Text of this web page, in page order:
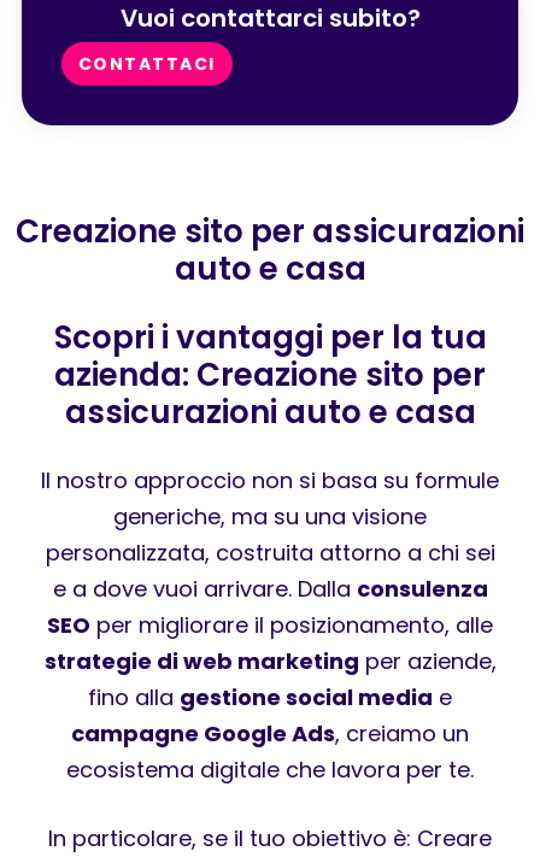
Vuoi contattarci subito?
CONTATTACI
Creazione sito per assicurazioni
auto e casa
Scopri i vantaggi per la tua
azienda: Creazione sito per
assicurazioni auto e casa
Il nostro approccio non si basa su formule
generiche, ma su una visione
personalizzata, costruita attorno a chi sei
e a dove vuoi arrivare. Dalla consulenza
SEO per migliorare il posizionamento, alle
strategie di web marketing per aziende,
fino alla gestione social media e
campagne Google Ads, creiamo un
ecosistema digitale che lavora per te.
In particolare, se il tuo obiettivo è: Creare